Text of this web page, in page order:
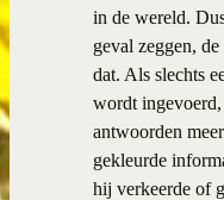
in de wereld.
geval zeggen,
dat. Als slechts
wordt
antwoorden
gekleurde
hij verkeerde of